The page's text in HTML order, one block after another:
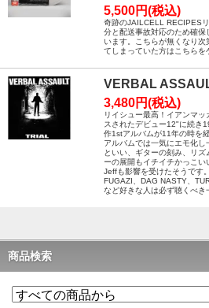
5,500円(税込)
奇跡のJAILCELL RECIPES
分と配送事故対応のため確
います。こちらが無くなり次
てしまっていた方はこちらを
VERBAL
3,480円(税込)
リイシュー最高！イアンマ
スされたデビュー12"に続き
作1stアルバムが11年の時を
アルバムでは一気にエモ化
といい、ギターの刻み、リ
ーの展開もイチイチかっこ
Jeffも影響を受けたそうです
FUGAZI、DAG NASTY、
など好きな人は必ず聴くべき
商品検索